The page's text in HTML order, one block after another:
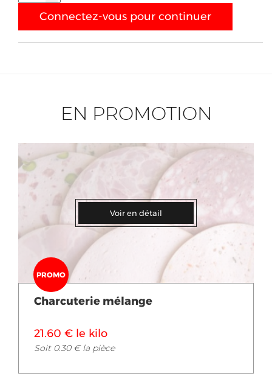
Connectez-vous pour continuer
EN PROMOTION
Voir en détail
PROMO
Charcuterie mélange
21.60 € le kilo
Soit 0.30 € la pièce